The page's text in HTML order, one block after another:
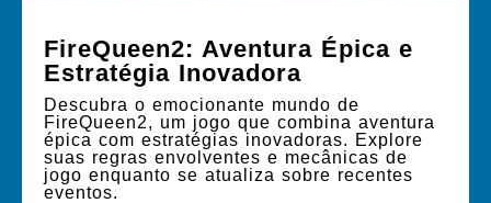
FireQueen2: Aventura Épica e
Estratégia Inovadora
Descubra o emocionante mundo de
FireQueen2, um jogo que combina aventura
épica com estratégias inovadoras. Explore
suas regras envolventes e mecânicas de
jogo enquanto se atualiza sobre recentes
eventos.